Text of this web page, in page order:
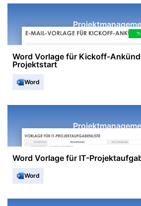
Word Vorlage für Kickoff-
Projektstart
Word
Word Vorlage für IT-
Word